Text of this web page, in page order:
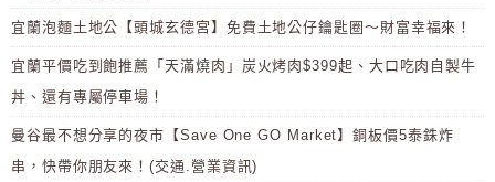
宜蘭泡麵土地公【頭城玄德宮】免費土地公仔鑰匙圈～財富幸福來！
宜蘭平價吃到飽推薦「天滿燒肉」炭火烤肉$399起、大口吃肉自製牛
丼、還有專屬停車場！
曼谷最不想分享的夜市【Save One GO Market】銅板價5泰銖炸
串，快帶你朋友來！(交通.營業資訊)